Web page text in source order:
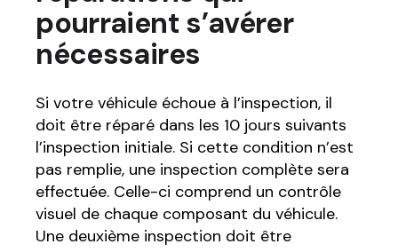
pourraient s’avérer
nécessaires
Si votre véhicule échoue à l’inspection, il
doit être réparé dans les 10 jours suivants
l’inspection initiale. Si cette condition n’est
pas remplie, une inspection complète sera
effectuée. Celle-ci comprend un contrôle
visuel de chaque composant du véhicule.
Une deuxième inspection doit être